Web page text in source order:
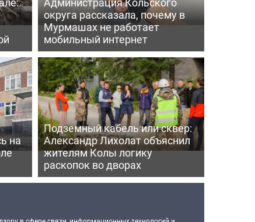
округа рассказала, почему в
Мурмашах не работает
мобильный интернет
на
Подземный кабель или сквер:
Александр Лихолат объяснил
жителям Колы логику
раскопок во дворах